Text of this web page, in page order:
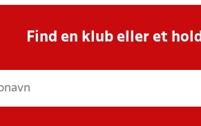
Find en klub eller et hold